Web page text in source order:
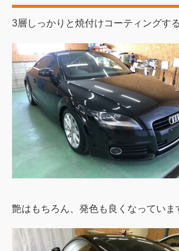
3層しっかりと焼付けコーティングす
艶はもちろん、発色も良くなっていま